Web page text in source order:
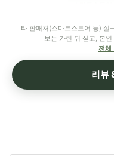
타 판매처(스마트스토어 등) 실
보는 가린 뒤 싣고, 본
전체
리뷰